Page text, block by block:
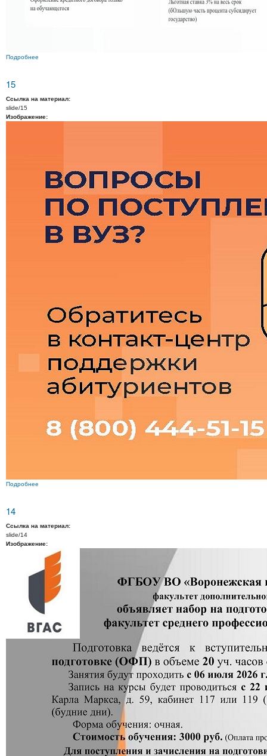
Подробнее
15
Ссылка на материал:
slide/15
Изображение:
Подробнее
14
Ссылка на материал:
slide/14
Изображение: